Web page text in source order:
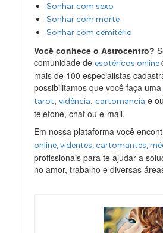
Sonhar com sexo
Sonhar com morte
Sonhar com cemitério
Você conhece o Astrocentro?
comunidade deesotéricos online
mais de 100 especialistas
possibilitamos que você faça
tarot,vidência,cartomancia e
telefone, chat ou e-mail.
Em nossa plataforma você
online, videntes, cartomantes,
profissionais para te ajudar a
no amor, trabalho e diversas